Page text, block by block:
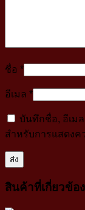
ชื่อ *
อีเมล *
บันทึกชื่อ, อีเม
สำหรับการแสดงค
สินค้าที่เกี่ยวข้อง